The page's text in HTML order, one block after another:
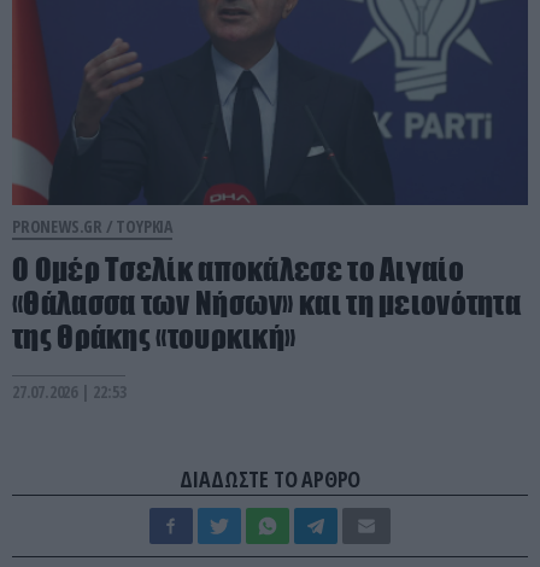
PRONEWS.GR / ΤΟΥΡΚΙΑ
Ο Ομέρ Τσελίκ αποκάλεσε το Αιγαίο
«Θάλασσα των Νήσων» και τη μειονότητα
της Θράκης «τουρκική»
27.07.2026 | 22:53
ΔΙΑΔΩΣΤΕ ΤΟ ΑΡΘΡΟ